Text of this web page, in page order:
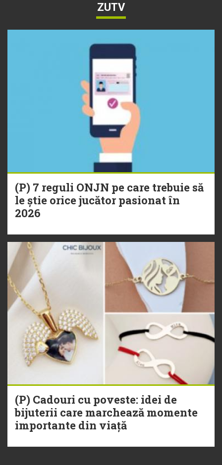
ZUTV
(P) 7 reguli ONJN pe care trebuie să
le știe orice jucător pasionat în
2026
(P) Cadouri cu poveste: idei de
bijuterii care marchează momente
importante din viață